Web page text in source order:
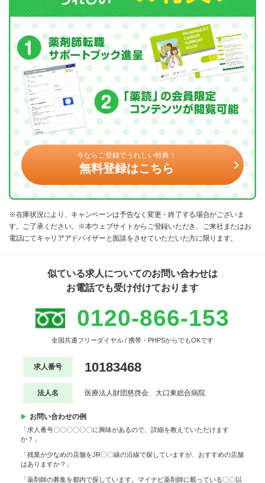
今ならご登録でうれしい特典！
無料登録はこちら
※在庫状況により、キャンペーンは予告なく変更・終了する場合がございま
す。ご了承ください。※本ウェブサイトからご登録いただき、ご来社またはお
電話にてキャリアアドバイザーと面談をさせていただいた方に限ります。
似ている求人についてのお問い合わせは
お電話でも受け付けております
0120-866-153
全国共通フリーダイヤル / 携帯・PHPSからでもOKです
求人番号 10183468
法人名 医療法人財団慈啓会 大口東総合病院
お問い合わせの例
「求人番号〇〇〇〇〇〇に興味があるので、詳細を教えていただけます
か？」
「残業が少なめの店舗をJR〇〇線の沿線で探していますが、おすすめの店舗
はありますか？」
「薬剤師の募集を都内で探しています。マイナビ薬剤師に載っている〇〇以